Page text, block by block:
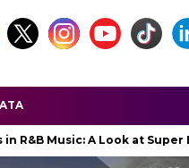
A Look at Super Bowl